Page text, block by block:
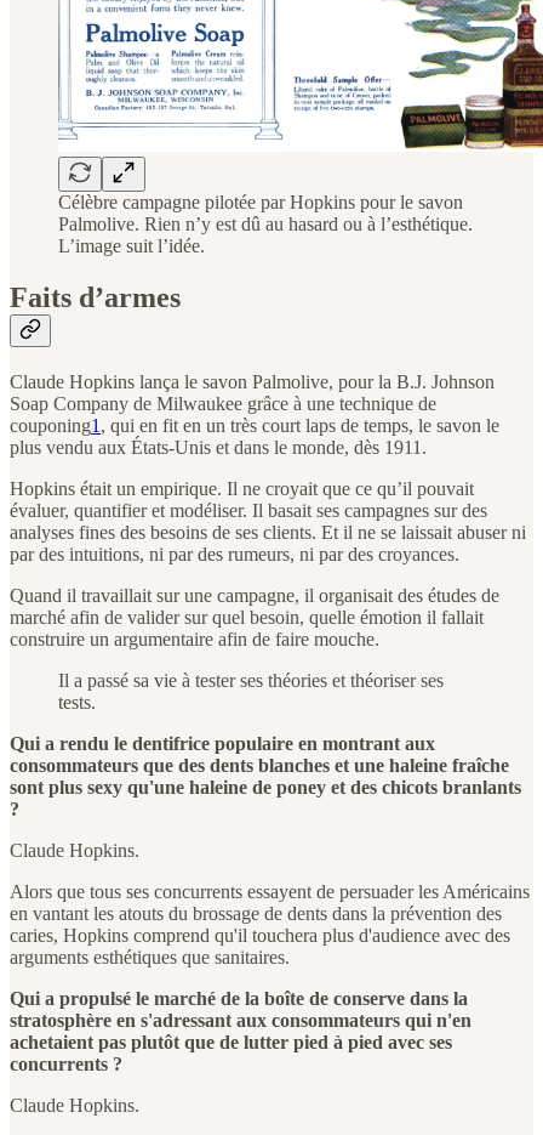
Célèbre campagne pilotée par Hopkins pour le savon
Palmolive. Rien n’y est dû au hasard ou à l’esthétique.
L’image suit l’idée.
Faits d’armes
Claude Hopkins lança le savon Palmolive, pour la B.J. Johnson
Soap Company de Milwaukee grâce à une technique de
couponing1 , qui en fit en un très court laps de temps, le savon le
plus vendu aux États-Unis et dans le monde, dès 1911.
Hopkins était un empirique. Il ne croyait que ce qu’il pouvait
évaluer, quantifier et modéliser. Il basait ses campagnes sur des
analyses fines des besoins de ses clients. Et il ne se laissait abuser ni
par des intuitions, ni par des rumeurs, ni par des croyances.
Quand il travaillait sur une campagne, il organisait des études de
marché afin de valider sur quel besoin, quelle émotion il fallait
construire un argumentaire afin de faire mouche.
Il a passé sa vie à tester ses théories et théoriser ses
tests.
Qui a rendu le dentifrice populaire en montrant aux
consommateurs que des dents blanches et une haleine fraîche
sont plus sexy qu'une haleine de poney et des chicots branlants
?
Claude Hopkins.
Alors que tous ses concurrents essayent de persuader les Américains
en vantant les atouts du brossage de dents dans la prévention des
caries, Hopkins comprend qu'il touchera plus d'audience avec des
arguments esthétiques que sanitaires.
Qui a propulsé le marché de la boîte de conserve dans la
stratosphère en s'adressant aux consommateurs qui n'en
achetaient pas plutôt que de lutter pied à pied avec ses
concurrents ?
Claude Hopkins.